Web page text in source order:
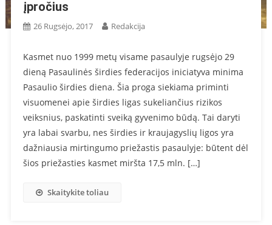
įpročius
26 Rugsėjo, 2017 Redakcija
Kasmet nuo 1999 metų visame pasaulyje rugsėjo 29
dieną Pasaulinės širdies federacijos iniciatyva minima
Pasaulio širdies diena. Šia proga siekiama priminti
visuomenei apie širdies ligas sukeliančius rizikos
veiksnius, paskatinti sveiką gyvenimo būdą. Tai daryti
yra labai svarbu, nes širdies ir kraujagyslių ligos yra
dažniausia mirtingumo priežastis pasaulyje: būtent dėl
šios priežasties kasmet miršta 17,5 mln. […]
Skaitykite toliau